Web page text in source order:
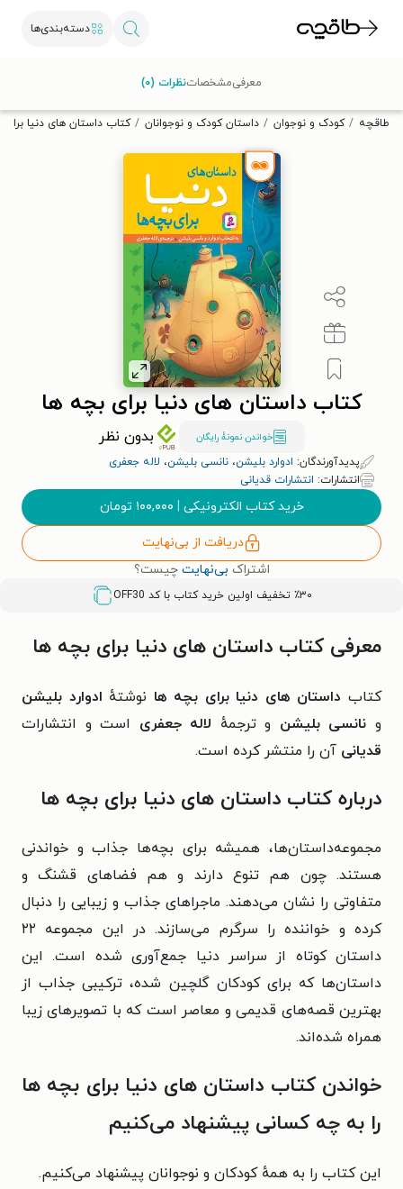
دسته‌بندی‌ها
تخفیف از طاقچه دریافت کن.
طاقچه کودک و نوجوان داستان کودک و نوجوانان کتاب داستان های دنیا
کتاب داستان های دنیا برای بچه ها
خواندن نمونۀ رایگان بدون نظر
پدیدآورندگان: ادوارد بلیشن، نانسی بلیشن، لاله جعفری
انتشارات: انتشارات قدیانی
خرید کتاب الکترونیکی | ۱۰۰,۰۰۰ تومان
دریافت از بی‌نهایت
اشتراک بی‌نهایت چیست؟
٪۳۰ تخفیف اولین خرید کتاب با کد OFF30
معرفیمشخصاتنظرات (۰)
معرفی کتاب داستان های دنیا برای بچه ها
کتاب داستان های دنیا برای بچه ها نوشتهٔ ادوارد بلیشن
و نانسی بلیشن و ترجمهٔ لاله جعفری است و انتشارات
قدیانی آن را منتشر کرده است.
دربارهکتاب داستان های دنیا برای بچه ها
مجموعه‌داستان‌ها، همیشه برای بچه‌ها جذاب و خواندنی
هستند. چون هم تنوع دارند و هم فضاهای قشنگ و
متفاوتی را نشان می‌دهند. ماجراهای جذاب و زیبایی را دنبال
کرده و خواننده را سرگرم می‌سازند. در این مجموعه ۲۲
داستان کوتاه از سراسر دنیا جمع‌آوری شده است. این
داستان‌ها که برای کودکان گلچین شده، ترکیبی جذاب از
بهترین قصه‌های قدیمی و معاصر است که با تصویرهای زیبا
همراه شده‌اند.
خواندن کتاب داستان های دنیا برای بچه ها
را به چه کسانی پیشنهاد می‌کنیم
این کتاب را به همهٔ کودکان و نوجوانان پیشنهاد می‌کنیم.